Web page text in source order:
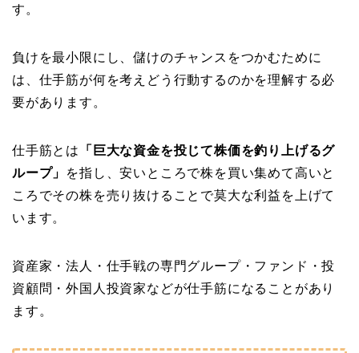
す。
負けを最小限にし、儲けのチャンスをつかむために
は、仕手筋が何を考えどう行動するのかを理解する必
要があります。
仕手筋とは
「巨大な資金を投じて株価を釣り上げるグ
ループ」
を指し、安いところで株を買い集めて高いと
ころでその株を売り抜けることで莫大な利益を上げて
います。
資産家・法人・仕手戦の専門グループ・ファンド・投
資顧問・外国人投資家などが仕手筋になることがあり
ます。